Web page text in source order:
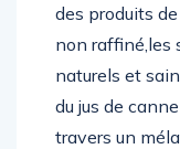
des produits
non raffiné,les
naturels et
du jus de
travers un